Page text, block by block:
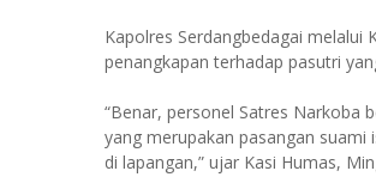
Kapolres Serdangbedagai melalui
penangkapan terhadap pasutri
“Benar, personel Satres Narkoba
yang merupakan pasangan
di lapangan,” ujar Kasi Humas,